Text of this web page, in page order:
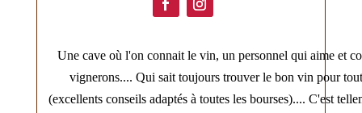
Une cave où l'on connait le vin, un personnel qui aime et
vignerons.... Qui sait toujours trouver le bon vin pour
(excellents conseils adaptés à toutes les bourses).... C'est